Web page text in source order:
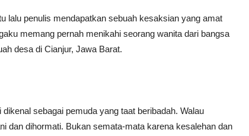
lalu penulis mendapatkan sebuah kesaksian yang amat
memang pernah menikahi seorang wanita dari bangsa
desa di Cianjur, Jawa Barat.
sebagai pemuda yang taat beribadah. Walau
dan dihormati. Bukan semata-mata karena kesalehan dan